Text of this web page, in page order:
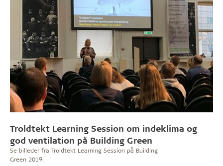
Troldtekt Learning Session om indeklima og
god ventilation på Building Green
Se billeder fra Troldtekt Learning Session på Building
Green 2019.